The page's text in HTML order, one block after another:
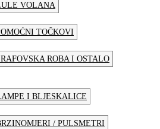
VOLANA
TOČKOVI
ROBA I OSTALO
I BLJESKALICE
/ PULSMETRI